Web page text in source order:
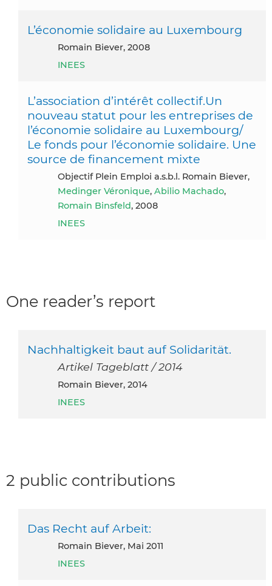
L’économie solidaire au Luxembourg
Romain Biever, 2008
INEES
L’association d’intérêt collectif.Un
nouveau statut pour les entreprises de
l’économie solidaire au Luxembourg/
Le fonds pour l’économie solidaire. Une
source de financement mixte
Objectif Plein Emploi a.s.b.l. Romain Biever,
Medinger Véronique, Abilio Machado,
Romain Binsfeld, 2008
INEES
One reader’s report
Nachhaltigkeit baut auf Solidarität.
Artikel Tageblatt / 2014
Romain Biever, 2014
INEES
2 public contributions
Das Recht auf Arbeit:
Romain Biever, Mai 2011
INEES